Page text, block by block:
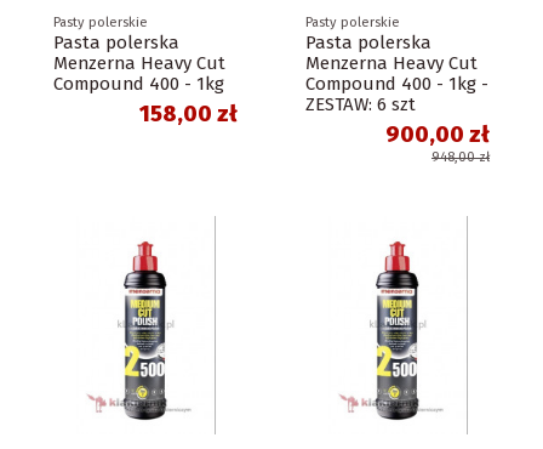
Pasty polerskie
Pasta polerska
Menzerna Heavy Cut
Compound 400 - 1kg
158,00 zł
Pasty polerskie
Pasta polerska
Menzerna Heavy Cut
Compound 400 - 1kg -
ZESTAW: 6 szt
900,00 zł
948,00 zł